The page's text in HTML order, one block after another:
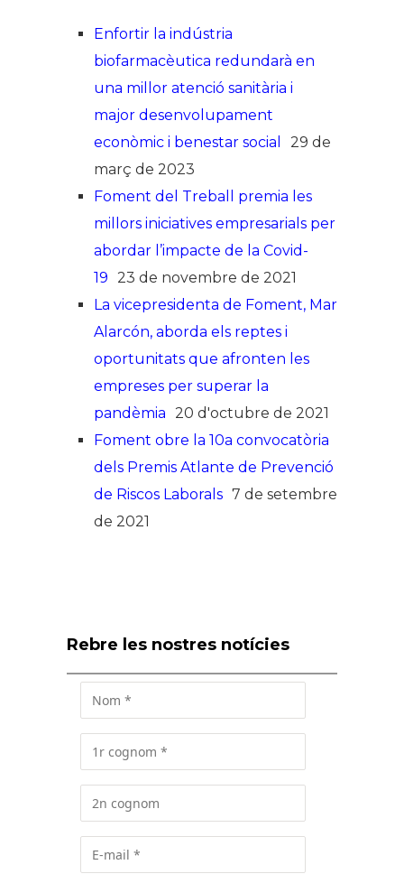
Enfortir la indústria
biofarmacèutica redundarà en
una millor atenció sanitària i
major desenvolupament
econòmic i benestar social
29 de
març de 2023
Foment del Treball premia les
millors iniciatives empresarials per
abordar l’impacte de la Covid-
19 23 de novembre de 2021
La vicepresidenta de Foment, Mar
Alarcón, aborda els reptes i
oportunitats que afronten les
empreses per superar la
pandèmia 20 d'octubre de 2021
Foment obre la 10a convocatòria
dels Premis Atlante de Prevenció
de Riscos Laborals 7 de setembre
de 2021
Rebre les nostres notícies